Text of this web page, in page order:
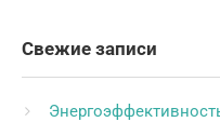
Свежие записи